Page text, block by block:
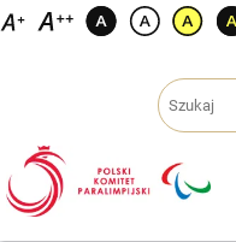
Przejdź